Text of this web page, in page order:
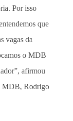
Por isso
que
vagas da
o MDB
afirmou
MDB, Rodrigo